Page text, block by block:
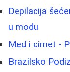
Depilacija
u modu
Med i cimet -
Brazilsko